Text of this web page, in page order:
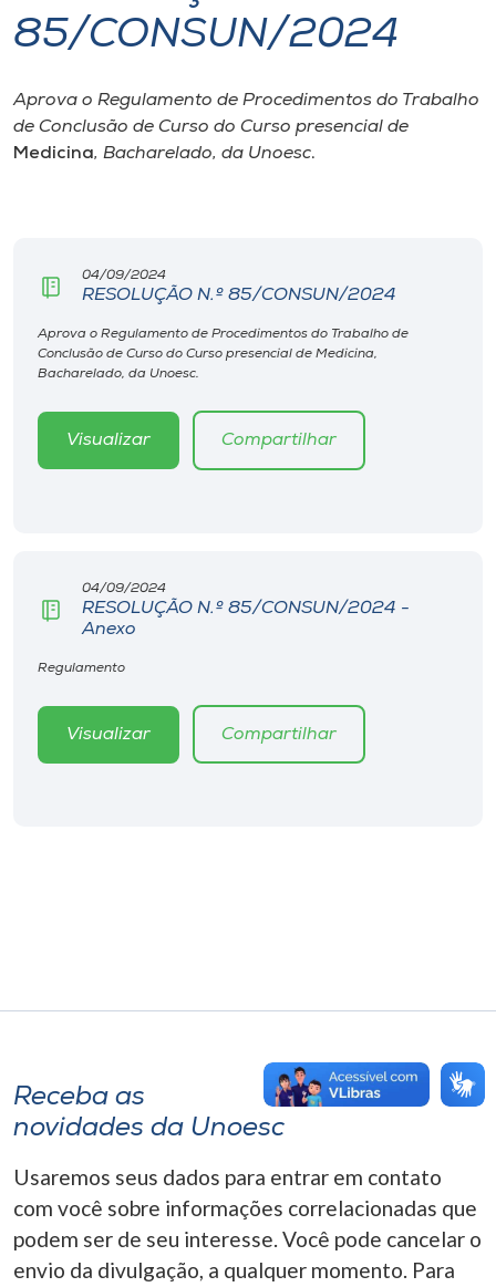
I.nova
Diplomados
Editora
Rádio
Store
Selecione
o idioma
85/CONSUN/2024
Aprova o Regulamento de Procedimentos do Trabalho
de Conclusão de Curso do Curso presencial de
Medicina, Bacharelado, da Unoesc.
04/09/2024
RESOLUÇÃO N.º 85/CONSUN/2024
Aprova o Regulamento de Procedimentos do Trabalho de
Conclusão de Curso do Curso presencial de Medicina,
Bacharelado, da Unoesc.
Visualizar Compartilhar
04/09/2024
RESOLUÇÃO N.º 85/CONSUN/2024 -
Anexo
Regulamento
Visualizar Compartilhar
Receba as
novidades da Unoesc
Usaremos seus dados para entrar em contato
com você sobre informações correlacionadas que
podem ser de seu interesse. Você pode cancelar o
envio da divulgação, a qualquer momento. Para